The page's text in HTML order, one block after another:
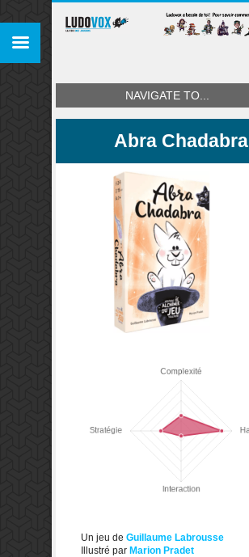
NAVIGATE TO...
Abra Chadabra
Un jeu de Guillaume Labrousse
Illustré par Marion Pradet